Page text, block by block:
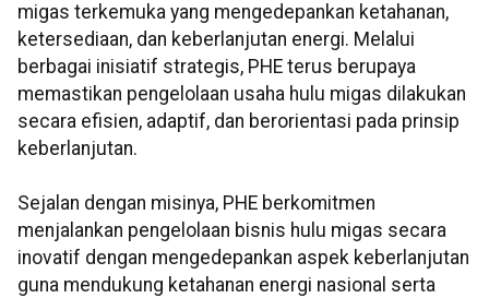
migas terkemuka yang mengedepankan ketahanan,
ketersediaan, dan keberlanjutan energi. Melalui
berbagai inisiatif strategis, PHE terus berupaya
memastikan pengelolaan usaha hulu migas dilakukan
secara efisien, adaptif, dan berorientasi pada prinsip
keberlanjutan.
Sejalan dengan misinya, PHE berkomitmen
menjalankan pengelolaan bisnis hulu migas secara
inovatif dengan mengedepankan aspek keberlanjutan
guna mendukung ketahanan energi nasional serta